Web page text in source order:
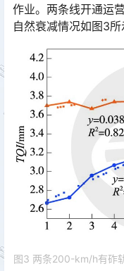
作业。两条线开通运
自然衰减情况如图3所
图3 两条200-km/h有砟